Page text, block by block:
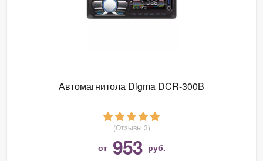
Автомагнитола Digma DCR-300B
(Отзывы 3)
от 953 руб.